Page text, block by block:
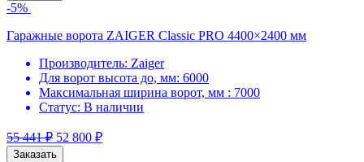
-5%
Гаражные ворота ZAIGER Classic PRO 4400×2400 мм
Производитель: Zaiger
Для ворот высота до, мм: 6000
Максимальная ширина ворот, мм : 7000
Статус: В наличии
55 441₽ 52 800 ₽
Заказать